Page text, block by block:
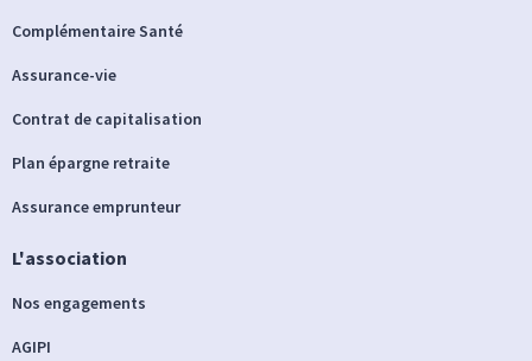
Complémentaire Santé
Assurance-vie
Contrat de capitalisation
Plan épargne retraite
Assurance emprunteur
L'association
Nos engagements
AGIPI